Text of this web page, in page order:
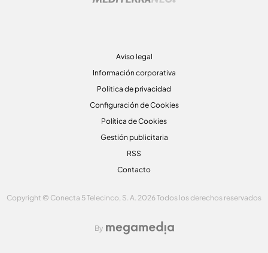
Aviso legal
Información corporativa
Politica de privacidad
Configuración de Cookies
Política de Cookies
Gestión publicitaria
RSS
Contacto
Copyright © Conecta 5 Telecinco, S. A. 2026 Todos los derechos reservados
By